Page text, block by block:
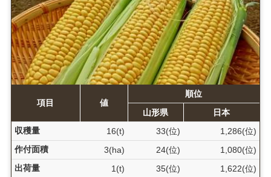
項目 値
順位
山形県
日本
収穫量
16(t) 33(位)
1,286(位)
作付面積
3(ha) 24(位)
1,080(位)
出荷量
1(t) 35(位) 1,622(位)